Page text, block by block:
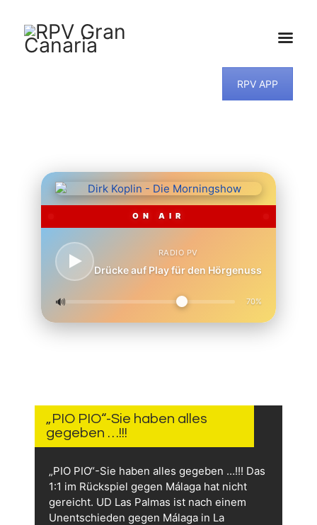
RPV APP
ON AIR
RADIO PV
Drücke auf Play für den Hörgenuss
🔊 70%
MUSIKWUNSCH
„PIO PIO“-Sie haben alles
gegeben …!!!
„PIO PIO“-Sie haben alles gegeben …!!! Das
1:1 im Rückspiel gegen Málaga hat nicht
gereicht. UD Las Palmas ist nach einem
Unentschieden gegen Málaga in La